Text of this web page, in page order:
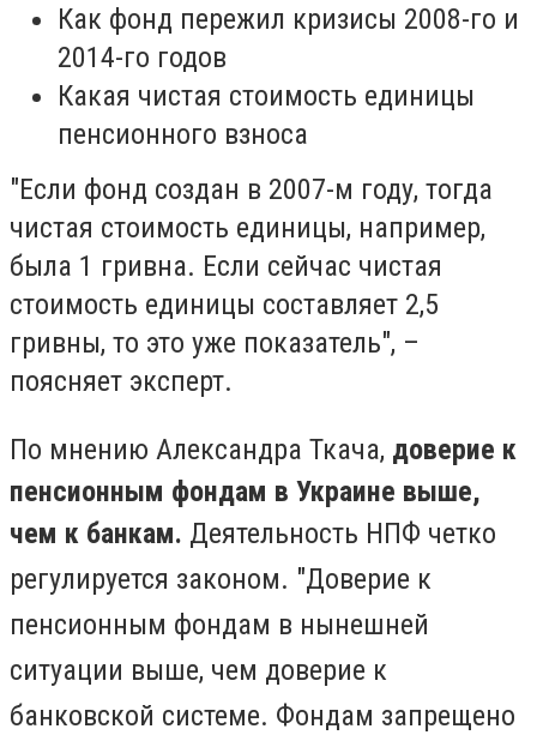
Как фонд пережил кризисы 2008-го и
2014-го годов
Какая чистая стоимость единицы
пенсионного взноса
"Если фонд создан в 2007-м году, тогда
чистая стоимость единицы, например,
была 1 гривна. Если сейчас чистая
стоимость единицы составляет 2,5
гривны, то это уже показатель", –
поясняет эксперт.
По мнению Александра Ткача, доверие к
пенсионным фондам в Украине выше,
чем к банкам. Деятельность НПФ четко
регулируется законом. "Доверие к
пенсионным фондам в нынешней
ситуации выше, чем доверие к
банковской системе. Фондам запрещено